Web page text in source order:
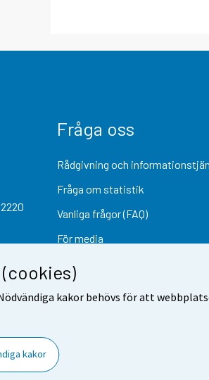
kakor behövs för att
kakor
Fråga oss
Rådgivning och
Fråga om statistik
Vanliga frågor (FAQ)
För media
Respons